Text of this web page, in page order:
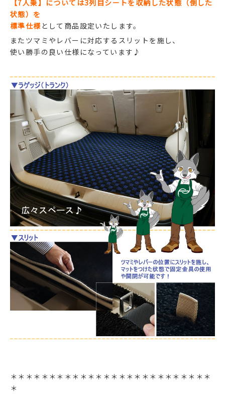
【7人乗】については3列目シートを収納した状態（倒した
状態）を
標準仕様として商品設定いたします。
またツマミやレバーに対応するスリットを施し、
使い勝手の良い仕様になっています♪
＊＊＊＊＊＊＊＊＊＊＊＊＊＊＊＊＊＊＊＊＊＊＊＊＊＊
＊